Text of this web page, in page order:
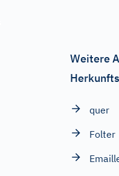
Weitere
quer
Folter